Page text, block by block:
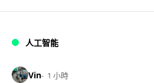
人工智能
Vin 1 小時